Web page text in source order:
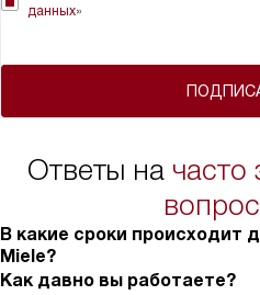
данных»
Ответы на часто
В какие сроки происходит
Miele?
Как давно вы работаете?